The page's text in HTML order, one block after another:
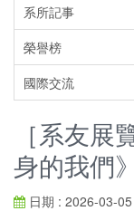
系所記事
榮譽榜
國際交流
［系友
身的我們
日期 : 2026-03-05